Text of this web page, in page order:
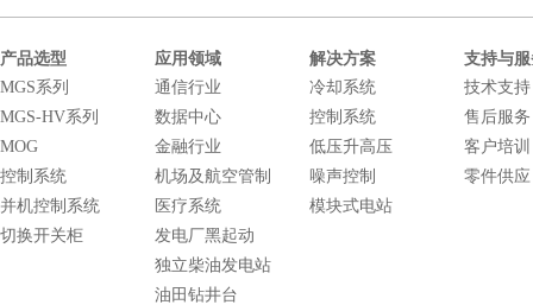
产品选型 应用领域 解决方案
支持与
MGS系列
MGS-HV系列
MOG
控制系统
并机控制系统
切换开关柜
通信行业
数据中心
金融行业
机场及航空管制
医疗系统
发电厂黑起动
独立柴油发电站
油田钻井台
冷却系统
控制系统
低压升高压
噪声控制
模块式电站
技术支持
售后服务
客户培训
零件供应